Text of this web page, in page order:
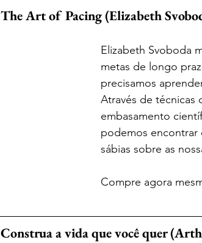
The Art of Pacing (Elizabeth
Elizabeth Svoboda
metas de longo
precisamos
Através de técnicas
embasamento
podemos encontrar
sábias sobre as
Compre agora
Construa a vida que você quer